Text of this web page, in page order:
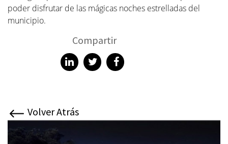
poder disfrutar de las mágicas noches estrelladas del
municipio.
Compartir
Volver Atrás